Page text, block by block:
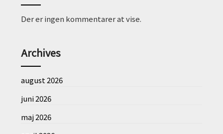
Der er ingen kommentarer at vise.
Archives
august 2026
juni 2026
maj 2026